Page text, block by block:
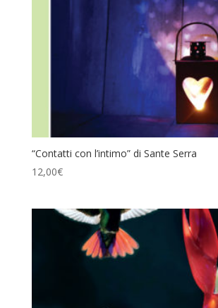
“Contatti con l’intimo” di Sante Serra
12,00€